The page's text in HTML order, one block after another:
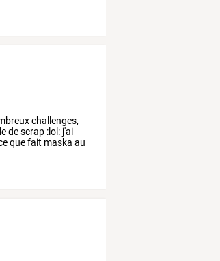
challenges,
descrap :lol: j'ai
quefait maska au